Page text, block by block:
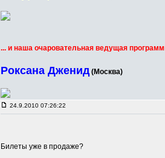
... и наша очаровательная ведущая
Роксана Дженид (Москва)
24.9.2010 07:26:22
Билеты уже в продаже?